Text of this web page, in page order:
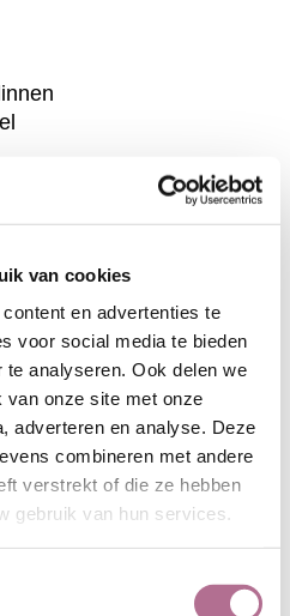
van cookies
en advertenties te
voor social media te bieden
analyseren. Ook delen we
van onze site met onze
adverteren en analyse. Deze
combineren met andere
verstrekt of die ze hebben
gebruik van hun services.
wasvoorschrift en